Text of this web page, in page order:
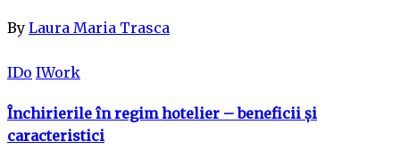
By Laura Maria Trasca
IDo IWork
Închirierile în regim hotelier – beneficii și
caracteristici